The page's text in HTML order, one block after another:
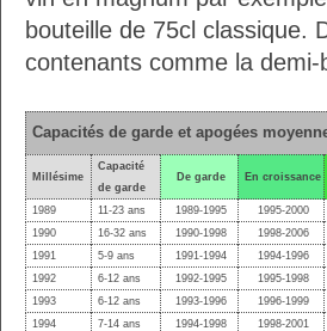
bouteille de 75cl classique.
contenants comme la
Capacités de garde et apogées
Millésime
Capacité
de garde
De garde En croissance
1989
11-23 ans 1989-1995 1995-2000
1990
16-32 ans 1990-1998 1998-2006
1991
5-9 ans 1991-1994 1994-1996
1992
6-12 ans 1992-1995 1995-1998
1993
6-12 ans 1993-1996 1996-1999
1994
7-14 ans 1994-1998 1998-2001